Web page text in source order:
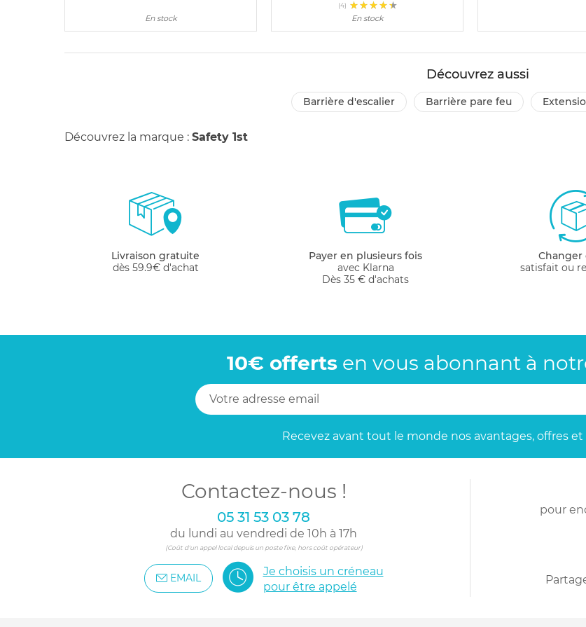
En stock
(4)
En stock
Découvrez aussi
barrière d'escalier barrière pare feu
Découvrez la marque : Safety 1st
Livraison gratuite
dès 59.9€ d'achat
Payer en plusieurs fois
avec Klarna
Dès 35 € d'achats
Changer
satisfait ou
10€ offertsen vous abonnantà
Recevez avant tout le monde nos avantages, offres
Contactez-nous !
05 31 53 03 78
du lundi au vendredi de 10h à 17h
(Coût d'un appel local depuis un poste fixe, hors coût opérateur)
EMAIL
Je choisis un créneau
pour être appelé
pour